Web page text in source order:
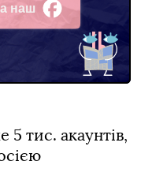
наш
тис. акаунтів,